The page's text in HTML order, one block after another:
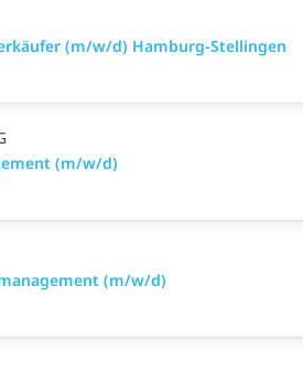
(m/w/d) Hamburg-Stellingen
(m/w/d)
(m/w/d)